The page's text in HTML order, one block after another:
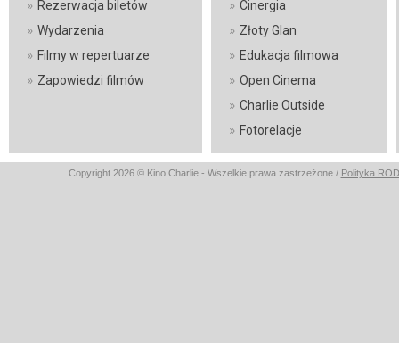
» Rezerwacja biletów
» Wydarzenia
» Filmy w repertuarze
» Zapowiedzi filmów
» Cinergia
» Złoty Glan
» Edukacja filmowa
» Open Cinema
» Charlie Outside
» Fotorelacje
Copyright 2026 © Kino Charlie - Wszelkie prawa zastrzeżone / Polityka